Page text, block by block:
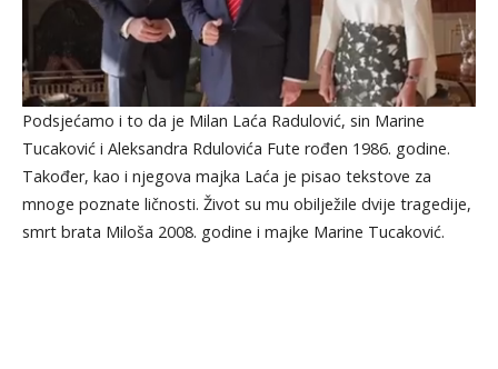
Podsjećamo i to da je Milan Laća Radulović, sin Marine
Tucaković i Aleksandra Rdulovića Fute rođen 1986. godine.
Također, kao i njegova majka Laća je pisao tekstove za
mnoge poznate ličnosti. Život su mu obilježile dvije tragedije,
smrt brata Miloša 2008. godine i majke Marine Tucaković.